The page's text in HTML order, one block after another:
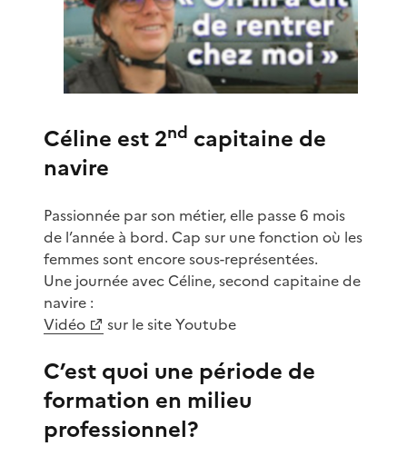
Céline est 2nd capitaine de
navire
Passionnée par son métier, elle passe 6 mois
de l’année à bord. Cap sur une fonction où les
femmes sont encore sous-représentées.
Une journée avec Céline, second capitaine de
navire :
Vidéo
sur le site Youtube
C’est quoi une période de
formation en milieu
professionnel?